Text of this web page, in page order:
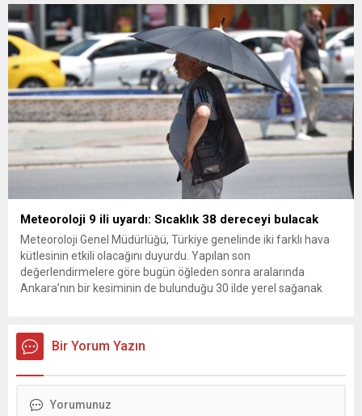
olun. Türkiye’yi...
Meteoroloji 9 ili uyardı: Sıcaklık 38 dereceyi bulacak
Meteoroloji Genel Müdürlüğü, Türkiye genelinde iki farklı hava
kütlesinin etkili olacağını duyurdu. Yapılan son
değerlendirmelere göre bugün öğleden sonra aralarında
Ankara’nın bir kesiminin de bulunduğu 30 ilde yerel sağanak
üzerine çıkarak yaz değerlerine ulaşacak. Ayrıca...
Bir Yorum Yazın